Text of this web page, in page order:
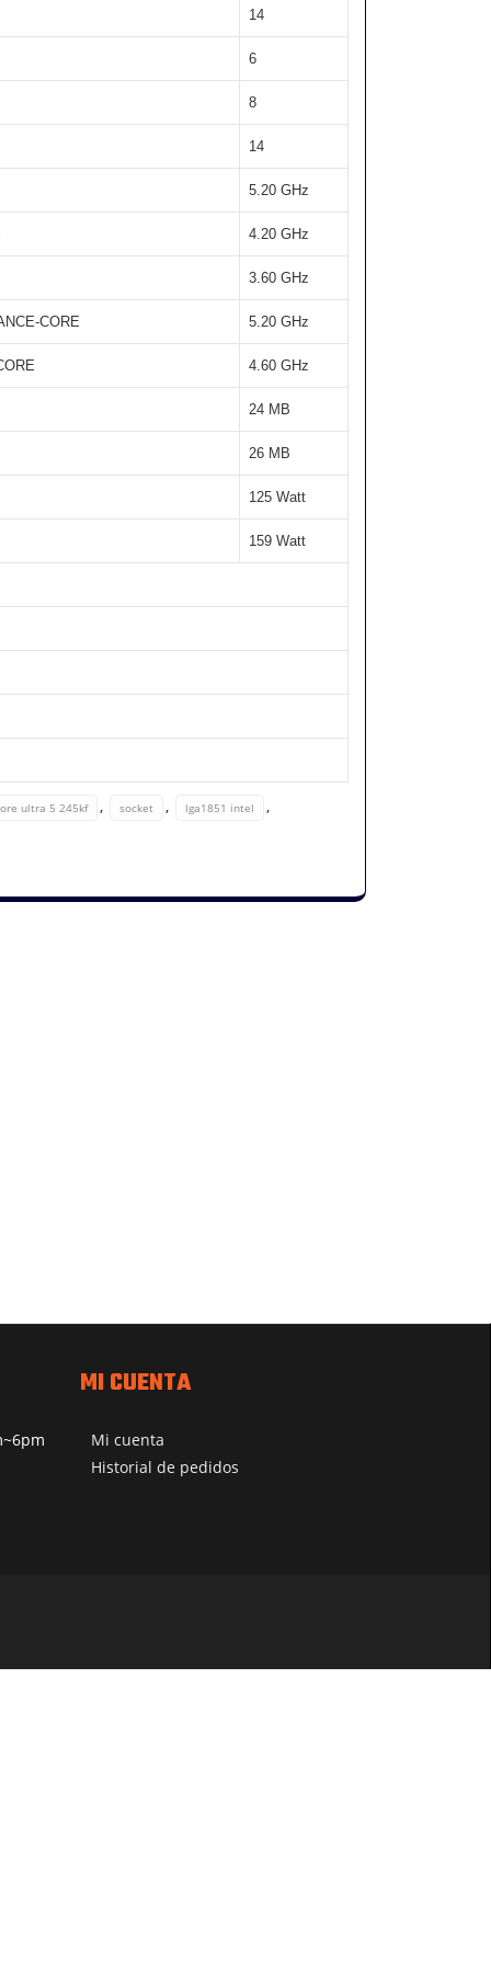
14
6
8
14
5.20 GHz
4.20 GHz
3.60 GHz
CORE 5.20 GHz
4.60 GHz
24 MB
26 MB
125 Watt
159 Watt
ultra 5 245kf , socket , lga1851 intel ,
MI CUENTA
Mi cuenta
Historial de pedidos